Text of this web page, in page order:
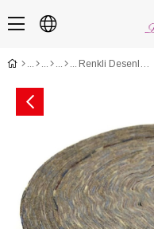
Renkli Desenli Baskılı Kurdele 2 cm